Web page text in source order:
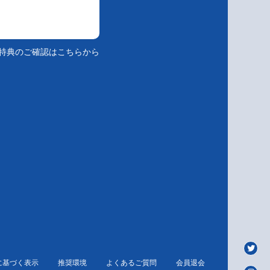
典のご確認はこちらから
基づく表示 推奨環境 よくあるご質問 会員退会